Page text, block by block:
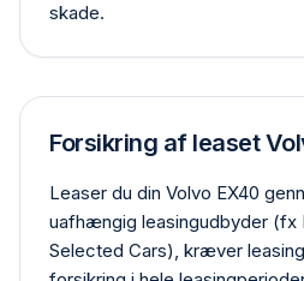
skade.
Forsikring af leaset
Leaser du din Volvo EX40
uafhængig leasing­udbyder (fx
Selected Cars), kræver